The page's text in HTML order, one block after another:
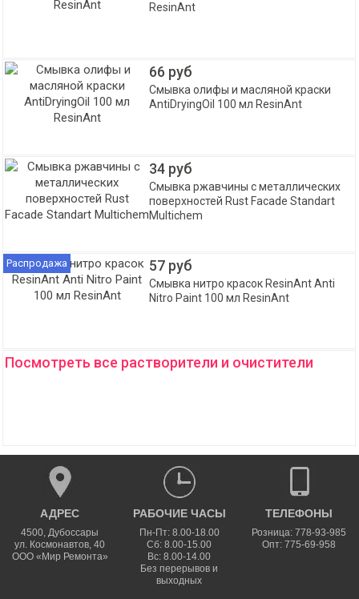
ResinAnt
66 руб
Смывка олифы и масляной краски
AntiDryingOil 100 мл ResinAnt
34 руб
Смывка ржавчины с металлических
поверхностей Rust Facade Standart
Multichem
Распродажа 57 руб
Смывка нитро красок ResinAnt Anti
Nitro Paint 100 мл ResinAnt
Посмотреть все растворители и очистители
АДРЕС
4500,Дубоссары
ул. Космонавтов, 40
ООО «Мир Ремонта»
РАБОЧИЕ ЧАСЫ
Пн-Пт: 8.00-18.00
Сб: 8.00-15.00
Вс: 8.00-14.00
Без перерывов и
выходных
ТЕЛЕФОНЫ
Розница: 778-93-985
Опт: 775-69-958